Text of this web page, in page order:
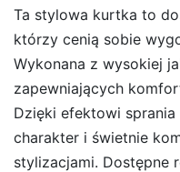
Ta stylowa kurtka to
którzy cenią sobie
Wykonana z wysokiej
zapewniających
Dzięki efektowi
charakter i świetnie
stylizacjami. Dostępne